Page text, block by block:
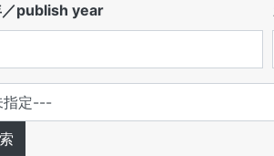
／publish year